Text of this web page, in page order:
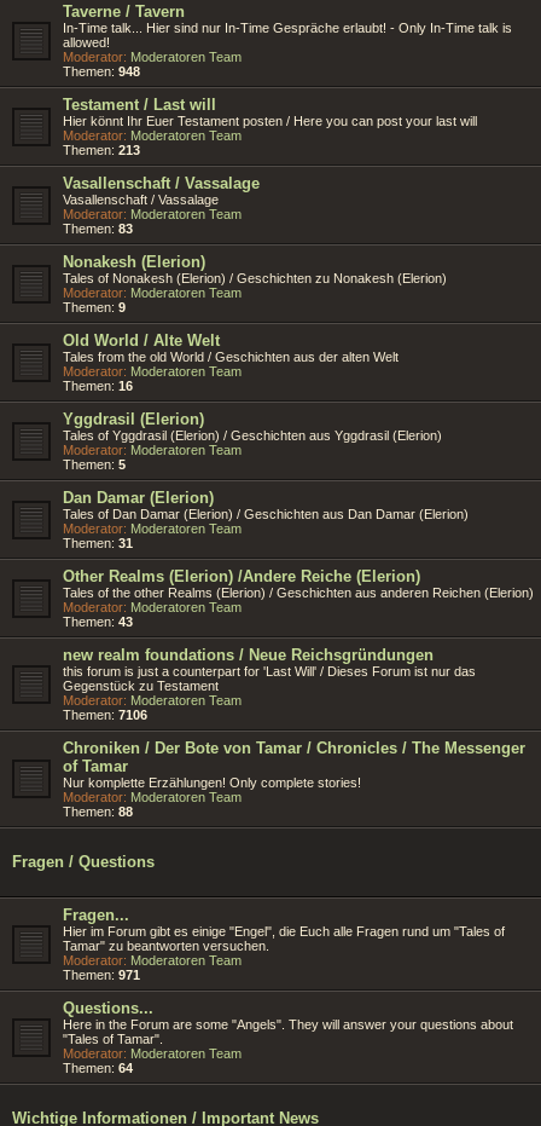
Taverne / Tavern
In-Time talk... Hier sind nur In-Time Gespräche erlaubt! - Only In-Time talk is
allowed!
Moderator: Moderatoren Team
Themen: 948
Testament / Last will
Hier könnt Ihr Euer Testament posten / Here you can post your last will
Moderator: Moderatoren Team
Themen: 213
Vasallenschaft / Vassalage
Vasallenschaft / Vassalage
Moderator: Moderatoren Team
Themen: 83
Nonakesh (Elerion)
Tales of Nonakesh (Elerion) / Geschichten zu Nonakesh (Elerion)
Moderator: Moderatoren Team
Themen: 9
Old World / Alte Welt
Tales from the old World / Geschichten aus der alten Welt
Moderator: Moderatoren Team
Themen: 16
Yggdrasil (Elerion)
Tales of Yggdrasil (Elerion) / Geschichten aus Yggdrasil (Elerion)
Moderator: Moderatoren Team
Themen: 5
Dan Damar (Elerion)
Tales of Dan Damar (Elerion) / Geschichten aus Dan Damar (Elerion)
Moderator: Moderatoren Team
Themen: 31
Other Realms (Elerion) /Andere Reiche (Elerion)
Tales of the other Realms (Elerion) / Geschichten aus anderen Reichen (Elerion)
Moderator: Moderatoren Team
Themen: 43
new realm foundations / Neue Reichsgründungen
this forum is just a counterpart for 'Last Will' / Dieses Forum ist nur das
Gegenstück zu Testament
Moderator: Moderatoren Team
Themen: 7106
Chroniken / Der Bote von Tamar / Chronicles / The Messenger
of Tamar
Nur komplette Erzählungen! Only complete stories!
Moderator: Moderatoren Team
Themen: 88
Fragen / Questions
Fragen...
Hier im Forum gibt es einige "Engel", die Euch alle Fragen rund um "Tales of
Tamar" zu beantworten versuchen.
Moderator: Moderatoren Team
Themen: 971
Questions...
Here in the Forum are some "Angels". They will answer your questions about
"Tales of Tamar".
Moderator: Moderatoren Team
Themen: 64
Wichtige Informationen / Important News